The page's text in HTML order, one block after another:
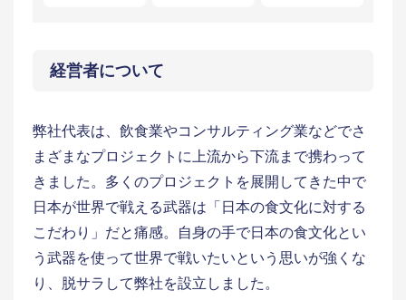
経営者について
弊社代表は、飲食業やコンサルティング業などでさ
まざまなプロジェクトに上流から下流まで携わって
きました。多くのプロジェクトを展開してきた中で
日本が世界で戦える武器は「日本の食文化に対する
こだわり」だと痛感。自身の手で日本の食文化とい
う武器を使って世界で戦いたいという思いが強くな
り、脱サラして弊社を設立しました。